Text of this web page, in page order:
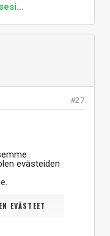
#27
evästeiden
EVÄSTEET